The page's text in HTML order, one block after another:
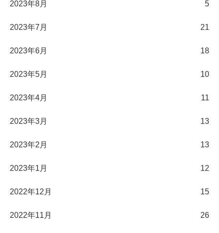
2023年8月 5
2023年7月 21
2023年6月 18
2023年5月 10
2023年4月 11
2023年3月 13
2023年2月 13
2023年1月 12
2022年12月 15
2022年11月 26